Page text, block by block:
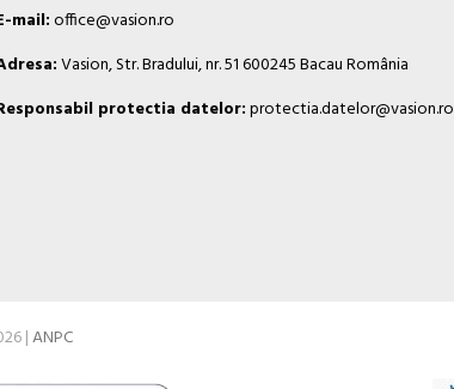
mail:office@vasion.ro
Vasion, Str. Bradului, nr. 51 600245 Bacau România
protectia datelor:protectia.datelor@vasion.ro
|ANPC